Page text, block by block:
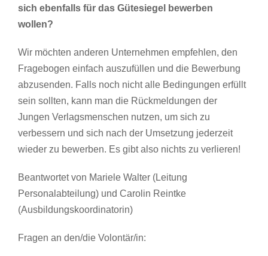
sich ebenfalls für das Gütesiegel bewerben
wollen?
Wir möchten anderen Unternehmen empfehlen, den
Fragebogen einfach auszufüllen und die Bewerbung
abzusenden. Falls noch nicht alle Bedingungen erfüllt
sein sollten, kann man die Rückmeldungen der
Jungen Verlagsmenschen nutzen, um sich zu
verbessern und sich nach der Umsetzung jederzeit
wieder zu bewerben. Es gibt also nichts zu verlieren!
Beantwortet von Mariele Walter (Leitung
Personalabteilung) und Carolin Reintke
(Ausbildungskoordinatorin)
Fragen an den/die Volontär/in: